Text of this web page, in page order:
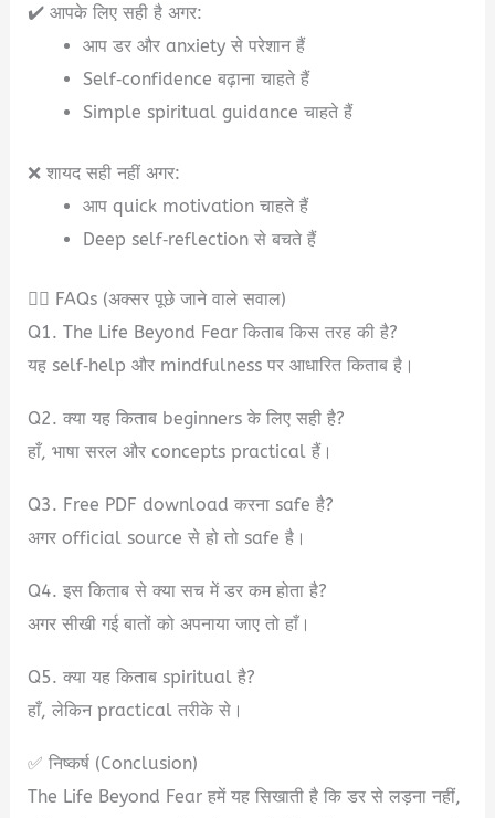
✔️ आपके लिए सही है अगर:
आप डर और anxiety से परेशान हैं
Self‑confidence बढ़ाना चाहते हैं
Simple spiritual guidance चाहते हैं
❌ शायद सही नहीं अगर:
आप quick motivation चाहते हैं
Deep self‑reflection से बचते हैं
🙋‍♂️ FAQs (अक्सर पूछे जाने वाले सवाल)
Q1. The Life Beyond Fear किताब किस तरह की है?
यह self‑help और mindfulness पर आधारित किताब है।
Q2. क्या यह किताब beginners के लिए सही है?
हाँ, भाषा सरल और concepts practical हैं।
Q3. Free PDF download करना safe है?
अगर official source से हो तो safe है।
Q4. इस किताब से क्या सच में डर कम होता है?
अगर सीखी गई बातों को अपनाया जाए तो हाँ।
Q5. क्या यह किताब spiritual है?
हाँ, लेकिन practical तरीके से।
✅ निष्कर्ष (Conclusion)
The Life Beyond Fear हमें यह सिखाती है कि डर से लड़ना नहीं,